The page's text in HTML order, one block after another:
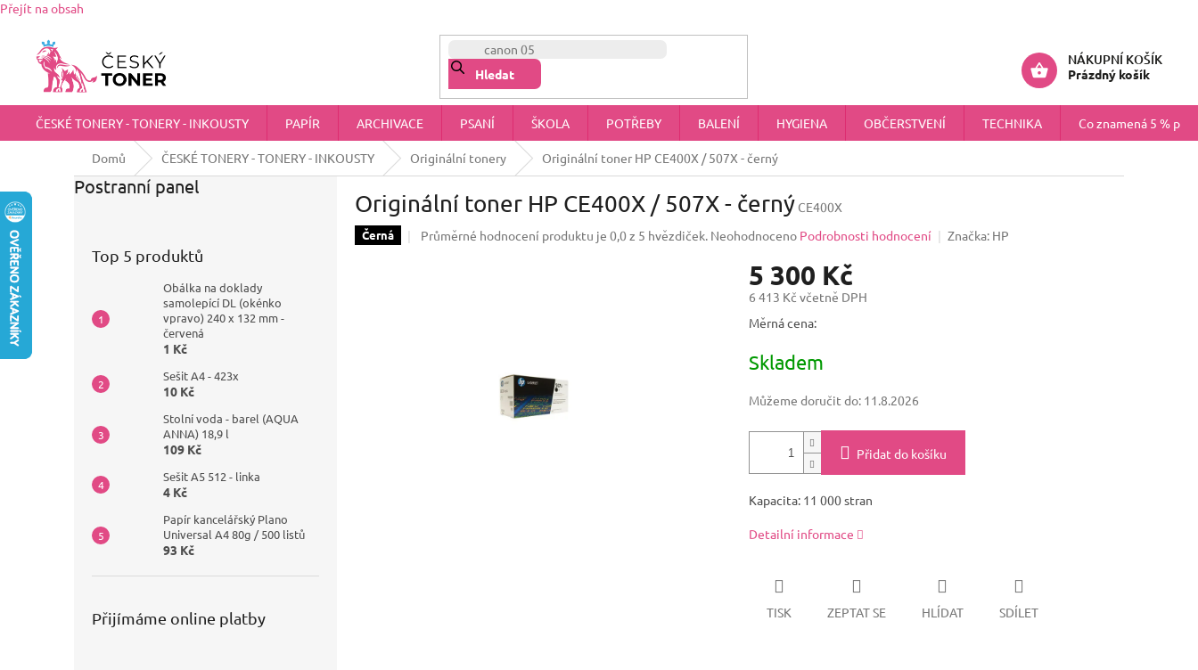
Přejít na obsah
chci@ceskytoner.cz
OBCHODNÍ PODMÍNKY
Hledat
NÁKUPNÍ KOŠÍK
Prázdný košík
ČESKÉ TONERY - TONERY - INKOUSTY PAPÍR ARCHIVACE PSANÍ ŠKOLA POTŘEBY BALENÍ HYGIENA OBČERSTVENÍ TECHNIKA Co znamená 5 %
Domů ČESKÉ TONERY - TONERY - INKOUSTY Originální tonery Originální toner HP CE400X / 507X - černý
Postranní panel
Top 5 produktů
Obálka na doklady
samolepící DL (okénko
vpravo) 240 x 132 mm -
červená
1 Kč
Sešit A4 - 423x
10 Kč
Stolní voda - barel (AQUA
ANNA) 18,9 l
109 Kč
Sešit A5 512 - linka
4 Kč
Papír kancelářský Plano
Universal A4 80g / 500 listů
93 Kč
Přijímáme online platby
Originální toner HP CE400X / 507X - černý CE400X
Černá Průměrné hodnocení produktu je 0,0 z 5 hvězdiček. Neohodnoceno Podrobnosti hodnocení Značka: HP
5 300 Kč
6 413 Kč včetně DPH
Měrná cena:
Skladem
Můžeme doručit do: 11.8.2026
Přidat do košíku
Kapacita: 11 000 stran
Detailní informace
TISK ZEPTAT SE HLÍDAT SDÍLET